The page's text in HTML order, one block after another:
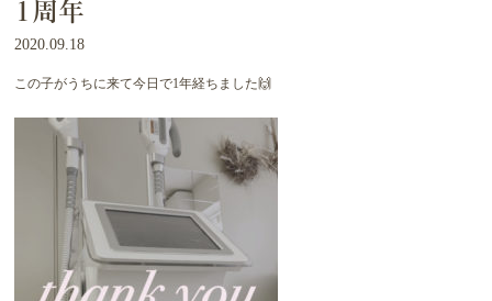
1周年
2020.09.18
この子がうちに来て今日で1年経ちました🙌